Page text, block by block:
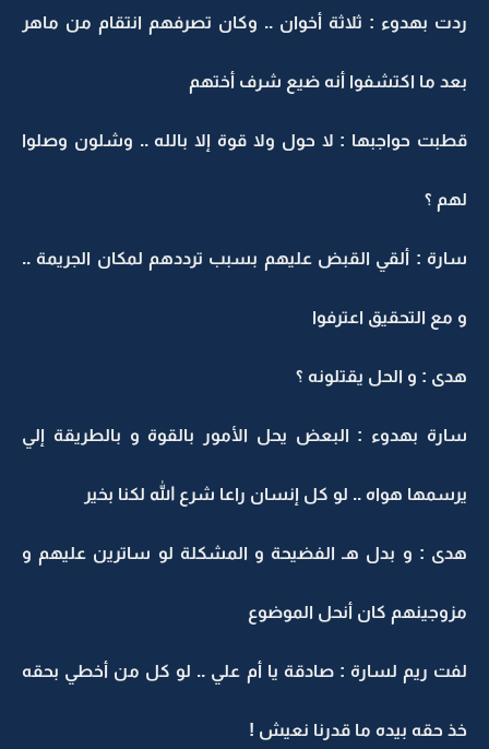
ردت بهدوء : ثلاثة أخوان .. وكان تصرفهم انتقام من ماهر
بعد ما اكتشفوا أنه ضيع شرف أختهم
قطبت حواجبها : لا حول ولا قوة إلا بالله .. وشلون وصلوا
لهم ؟
سارة : ألقي القبض عليهم بسبب ترددهم لمكان الجريمة ..
و مع التحقيق اعترفوا
هدى : و الحل يقتلونه ؟
سارة بهدوء : البعض يحل الأمور بالقوة و بالطريقة إلي
يرسمها هواه .. لو كل إنسان راعا شرع الله لكنا بخير
هدى : و بدل هـ الفضيحة و المشكلة لو ساترين عليهم و
مزوجينهم كان أنحل الموضوع
لفت ريم لسارة : صادقة يا أم علي .. لو كل من أخطي بحقه
خذ حقه بيده ما قدرنا نعيش !